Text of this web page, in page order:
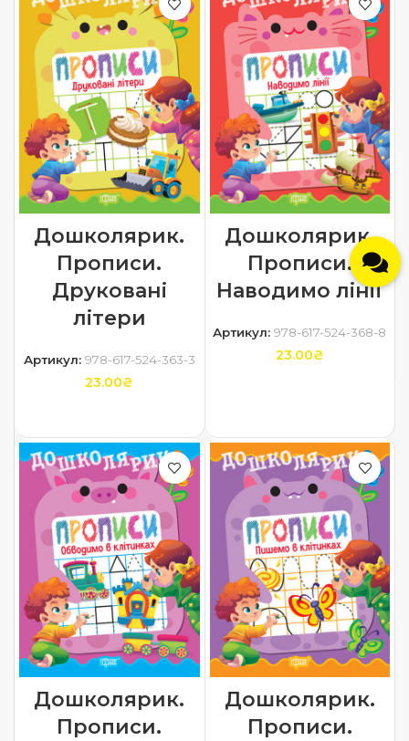
Дошколярик.
Прописи.
Друковані
літери
Артикул: 978-617-524-363-3
23.00₴
Дошколярик.
Прописи.
Наводимо лінії
Артикул:978-617-524-368-8
23.00₴
Дошколярик.
Прописи.
Дошколярик.
Прописи.